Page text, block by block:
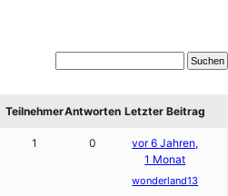
TeilnehmerAntworten Letzter Beitrag
1 0
vor 6 Jahren,
1 Monat
wonderland13